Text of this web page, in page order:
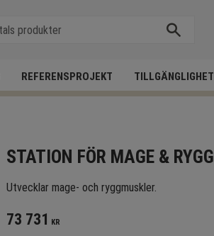
REFERENSPROJEKT TILLGÄNGLIGHET
STATION FÖR MAGE & RYGG
Utvecklar mage- och ryggmuskler.
73 731 KR